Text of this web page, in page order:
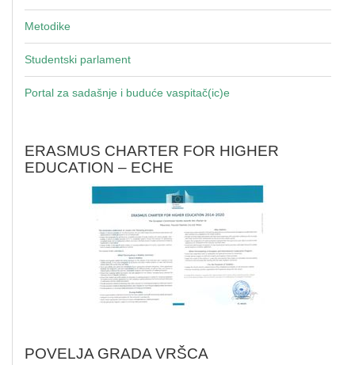
Metodike
Studentski parlament
Portal za sadašnje i buduće vaspitač(ic)e
ERASMUS CHARTER FOR HIGHER
EDUCATION – ECHE
POVELJA GRADA VRŠCA